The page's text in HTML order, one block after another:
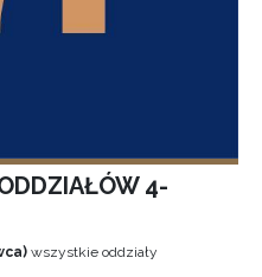
4-
wszystkie oddziały